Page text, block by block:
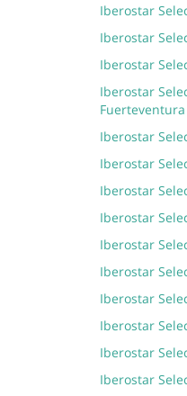
Iberostar
Iberostar
Iberostar
Iberostar
Fuerteventura
Iberostar
Iberostar
Iberostar
Iberostar
Iberostar
Iberostar
Iberostar
Iberostar
Iberostar
Iberostar